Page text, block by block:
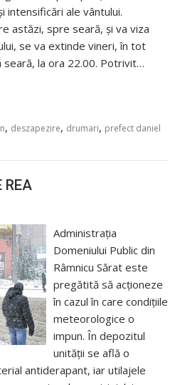
intensificări ale vântului.
astăzi, spre seară, și va viza
se va extinde vineri, în tot
seară, la ora 22.00. Potrivit…
, deszapezire, drumari, prefect daniel
REA
Administrația
Domeniului Public din
Râmnicu Sărat este
pregătită să acționeze
în cazul în care condițiile
meteorologice o
impun. În depozitul
unității se află o
antiderapant, iar utilajele